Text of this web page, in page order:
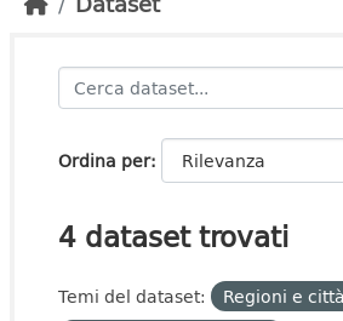
Ordina per
4 dataset trovati
Temi del dataset: Regioni e città